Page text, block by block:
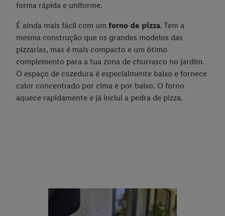
forma rápida e uniforme.
É ainda mais fácil com um forno de pizza. Tem a
mesma construção que os grandes modelos das
pizzarias, mas é mais compacto e um ótimo
complemento para a tua zona de churrasco no jardim.
O espaço de cozedura é especialmente baixo e fornece
calor concentrado por cima e por baixo. O forno
aquece rapidamente e já inclui a pedra de pizza.